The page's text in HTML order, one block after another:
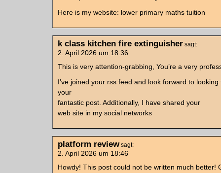
Heгe is mу website: lower primary maths tuition
k class kitchen fire extinguisher sagt:
2. April 2026 um 18:36
This is very attention-grabbing, You’re a very
I’ve joined your rss feed and look forward to
your
fantastic post. Additionally, I have shared your
web site in my social networks
platform review sagt:
2. April 2026 um 18:46
Howdy! This post could not be written much better!